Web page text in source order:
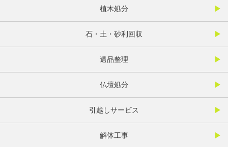
植木処分
石・土・砂利回収
遺品整理
仏壇処分
引越しサービス
解体工事